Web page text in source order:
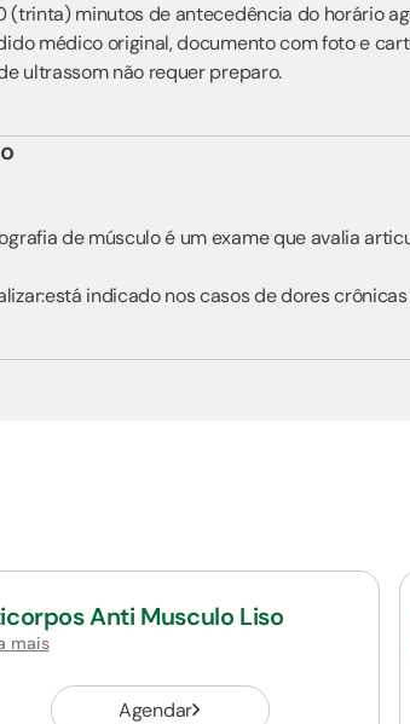
(trinta) minutos de antecedência do horário
médico original, documento com foto e
ultrassom não requer preparo.
de músculo é um exame que avalia
indicado nos casos de dores
Anti Musculo Liso
mais
Agendar